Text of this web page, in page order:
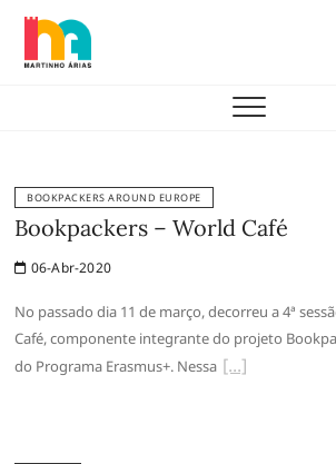
Skip
content
BOOKPACKERS AROUND EUROPE
Bookpackers – World Café
06-Abr-2020
No passado dia 11 de março, decorreu a 4ª
Café, componente integrante do projeto
do Programa Erasmus+. Nessa